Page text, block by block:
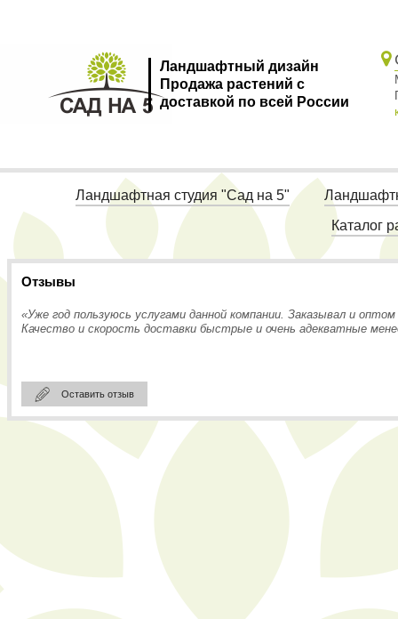
Ландшафтный дизайн
Продажа растений с
доставкой по всей России
Ландшафтная студия "Сад на 5"
Каталог
Отзывы
«Уже год пользуюсь услугами данной компании. Заказывал и
Качество и скорость доставки быстрые и очень адекватные
Оставить отзыв